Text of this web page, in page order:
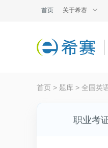
首页 关于希赛
首页 > 题库 > 全国英
职业考